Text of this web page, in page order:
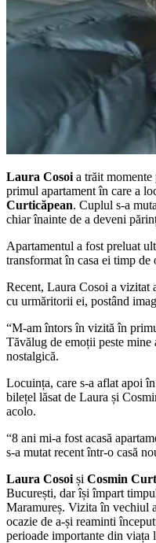
Laura Cosoi a trăit
primul apartament în care a
Curticăpean. Cuplul s-a
chiar înainte de a deveni
Apartamentul a fost preluat
transformat în casa ei timp de
Recent, Laura Cosoi a vizitat
cu urmăritorii ei, postând
“M-am întors în vizită în
Tăvălug de emoții peste
nostalgică.
Locuința, care s-a aflat apoi
bilețel lăsat de Laura și
acolo.
“8 ani mi-a fost acasă
s-a mutat recent într-o casă
Laura Cosoi și Cosmin
București, dar își împart
Maramureș. Vizita în vechiul
ocazie de a-și reaminti
perioade importante din viața